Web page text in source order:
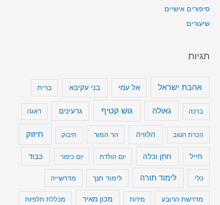
סיפורים אישיים
שיעורים
תגיות
אהבת ישראל אל עמי בני עקיבא ברית
ברכה גאולה גוש קטיף גרעינים דאגה
הכרת הטוב הלוויה הר המור חיבוק חיזוק
חייל חתן וכלה יום הולדת יום כיפור כבוד
כלי לימוד תורה לימוד תנך מדרשייה
מדרשת הרובע מידות מכון מאיר מכללת תלפיות